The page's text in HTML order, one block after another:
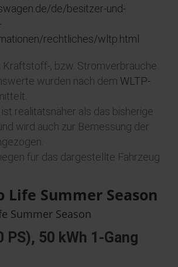
de/besitzer-und-
rechtliches/wltp.html
Kraftstoff-, bzw. Stromverbräuche
wurden nach dem WLTP-
realitätsnäher als das bisherige
wird auch zur Bemessung der
für das dargestellte Fahrzeug
Life Summer Season
PS), 50 kWh 1-Gang